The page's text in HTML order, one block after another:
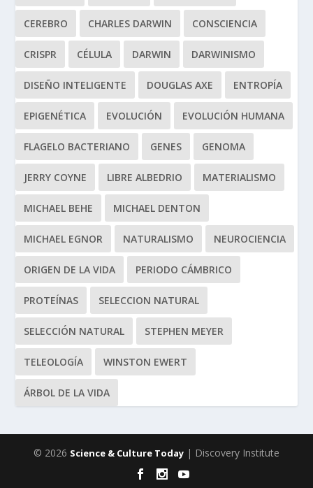
CEREBRO CHARLES DARWIN CONSCIENCIA
CRISPR CÉLULA DARWIN DARWINISMO
DISEÑO INTELIGENTE DOUGLAS AXE ENTROPÍA
EPIGENÉTICA EVOLUCIÓN EVOLUCIÓN HUMANA
FLAGELO BACTERIANO GENES GENOMA
JERRY COYNE LIBRE ALBEDRIO MATERIALISMO
MICHAEL BEHE MICHAEL DENTON
MICHAEL EGNOR NATURALISMO NEUROCIENCIA
ORIGEN DE LA VIDA PERIODO CÁMBRICO
PROTEÍNAS SELECCION NATURAL
SELECCIÓN NATURAL STEPHEN MEYER
TELEOLOGÍA WINSTON EWERT
ÁRBOL DE LA VIDA
© 2026 Science & Culture Today | Discovery Institute